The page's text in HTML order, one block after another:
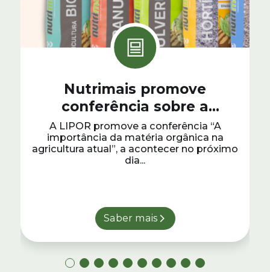
Nutrimais promove
conferência sobre a
importância da matéria
orgânica na agricultura
A LIPOR promove a conferência “A
importância da matéria orgânica na
agricultura atual”, a acontecer no próximo
dia...
Saber mais